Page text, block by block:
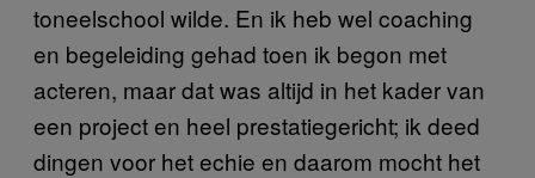
toneelschool wilde. En ik heb wel coaching
en begeleiding gehad toen ik begon met
acteren, maar dat was altijd in het kader van
een project en heel prestatiegericht; ik deed
dingen voor het echie en daarom mocht het